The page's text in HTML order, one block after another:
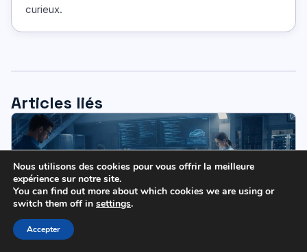
curieux.
Articles liés
Nous utilisons des cookies pour vous offrir la meilleure
expérience sur notre site.
You can find out more about which cookies we are using or
switch them off in settings.
Accepter